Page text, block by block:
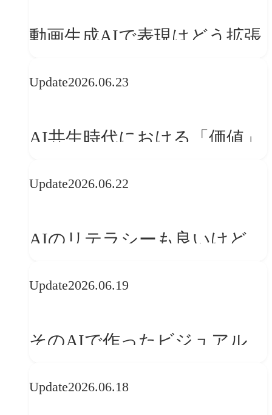
動画生成AIで表現はどう拡張
伸吾が語る、AI時代の「プロ
Update2026.06.23
AI共生時代における「価値」
「正解」をAIが教えてくれる
Update2026.06.22
AIのリテラシーも良いけど、
は大丈夫か?【POLA春節事例
Update2026.06.19
そのAIで作ったビジュアル、
せんか？
Update2026.06.18